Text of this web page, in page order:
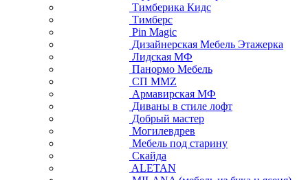
Тимберика Кидс
Тимберс
Pin Magic
Дизайнерская Мебель Этажерка
Лидская МФ
Панормо Мебель
СП ММZ
Армавирская МФ
Диваны в стиле лофт
Добрый мастер
Могилевдрев
Мебель под старину
Скайда
ALETAN